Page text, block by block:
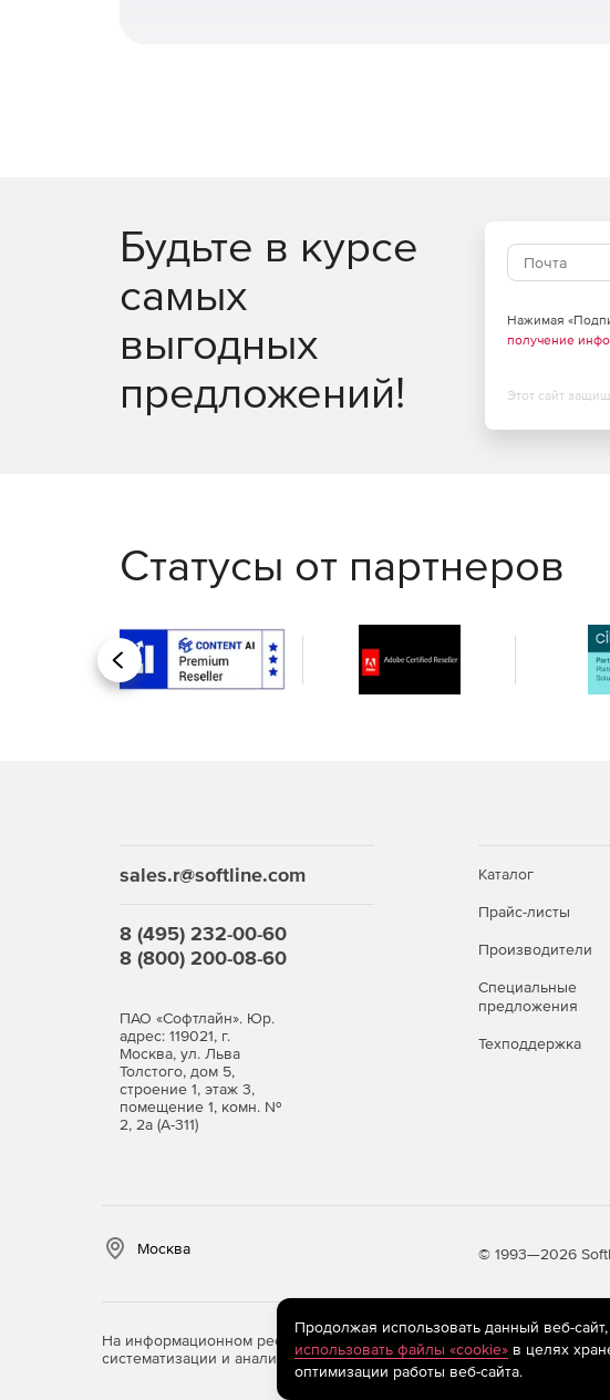
Будьте в курсе
самых
выгодных
предложений!
Нажимая
получение
Этот сайт
Статусы от партнеров
Назад
sales.r@softline.com
8 (495) 232-00-60
8 (800) 200-08-60
ПАО «Софтлайн». Юр.
адрес: 119021, г.
Москва, ул. Льва
Толстого, дом 5,
строение 1, этаж 3,
помещение 1, комн. №
2, 2а (А-311)
Каталог
Прайс-листы
Производители
Специальные
предложения
Техподдержка
Москва © 1993—2026
На информационном ресурсе store.softline.ru применяются
систематизации и анализа сведений, относящихся к
Продолжая использовать данный веб-
использовать файлы «cookie»в целях
оптимизации работы веб-сайта.